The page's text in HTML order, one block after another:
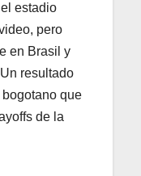
estadio
pero
en Brasil y
resultado
que
de la